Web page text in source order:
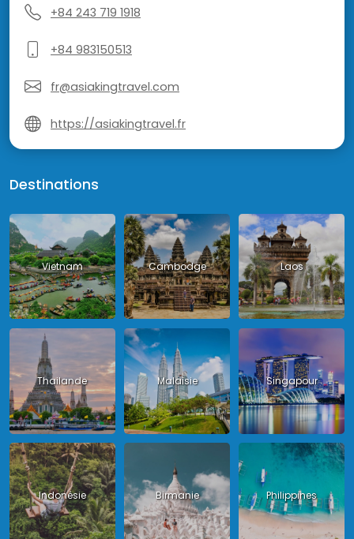
+84 243 719 1918
+84 983150513
fr@asiakingtravel.com
https://asiakingtravel.fr
Destinations
Vietnam Cambodge Laos
Thailande Malaisie Singapour
Indonésie Birmanie Philippines